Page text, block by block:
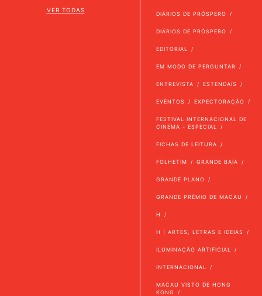
VER TODAS
DIÁRIOS DE PRÓSPERO
DIÁRIOS DE PRÓSPERO
EDITORIAL
EM MODO DE PERGUNTAR
ENTREVISTA ESTENDAIS
EVENTOS EXPECTORAÇÃO
FESTIVAL INTERNACIONAL DE
CINEMA - ESPECIAL
FICHAS DE LEITURA
FOLHETIM GRANDE BAÍA
GRANDE PLANO
GRANDE PRÉMIO DE MACAU
H
H | ARTES, LETRAS E IDEIAS
ILUMINAÇÃO ARTIFICIAL
INTERNACIONAL
MACAU VISTO DE HONG
KONG